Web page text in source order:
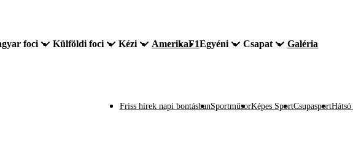
foci Külföldi foci Kézi AmerikaF1Egyéni Csapat Galéria
Friss hírek napi bontásbanSportműsorKépes SportCsupasportHátsó